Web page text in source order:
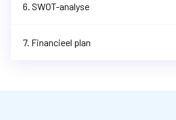
6. SWOT-analyse
7. Financieel plan